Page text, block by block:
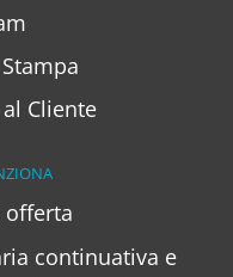
Cliente
offerta
continuativa e